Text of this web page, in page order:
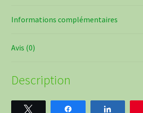
Informations complémentaires
Avis (0)
Description